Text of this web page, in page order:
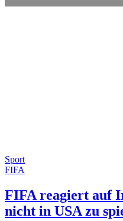
Sport
FIFA
FIFA reagiert auf
nicht in USA zu